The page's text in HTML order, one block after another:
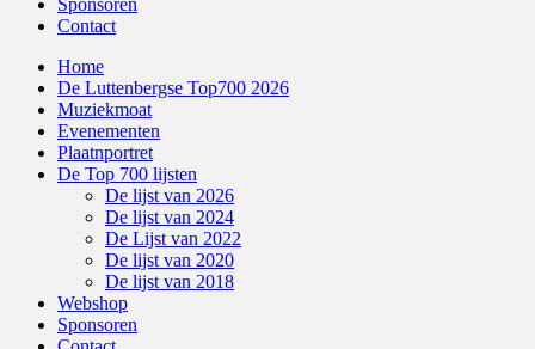
Sponsoren
Contact
Home
De Luttenbergse Top700 2026
Muziekmoat
Evenementen
Plaatnportret
De Top 700 lijsten
De lijst van 2026
De lijst van 2024
De Lijst van 2022
De lijst van 2020
De lijst van 2018
Webshop
Sponsoren